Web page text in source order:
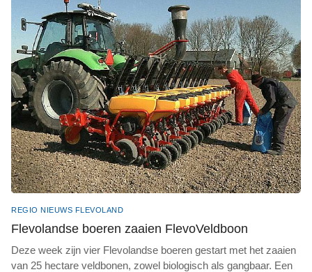
REGIO NIEUWS FLEVOLAND
Flevolandse boeren zaaien FlevoVeldboon
Deze week zijn vier Flevolandse boeren gestart met het zaaien
van 25 hectare veldbonen, zowel biologisch als gangbaar. Een